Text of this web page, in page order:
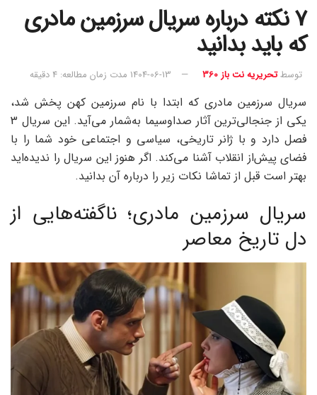
7 نکته درباره سریال سرزمین مادری
که باید بدانید
توسطتحریریه نت باز 360 1404-06-13 مدت زمان مطالعه: 4 دقیقه
سریال سرزمین مادری که ابتدا با نام سرزمین کهن پخش شد،
یکی از جنجالی‌ترین آثار صداوسیما به‌شمار می‌آید. این سریال 3
فصل دارد و با ژانر تاریخی، سیاسی و اجتماعی خود شما را با
فضای پیش‌از انقلاب آشنا می‌کند. اگر هنوز این سریال را ندیده‌اید
بهتر است قبل از تماشا نکات زیر را درباره آن بدانید.
سریال سرزمین مادری؛ ناگفته‌هایی از
دل تاریخ معاصر